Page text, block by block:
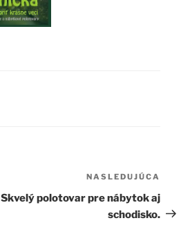
článok
NASLEDUJÚCA
Skvelý polotovar pre nábytok aj
schodisko.